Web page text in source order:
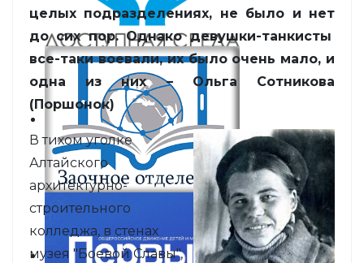
целых подразделениях, не было и нет
до сих пор. Однакодевушки-танкисты
все-таки воевали, их было очень мало, и
одна из них – Ольга Сотникова
(Поршонок)
В тихом уголке
Алтайского
архитектурно-
строительного
колледжа, в стенах
музея "Боевой Славы",